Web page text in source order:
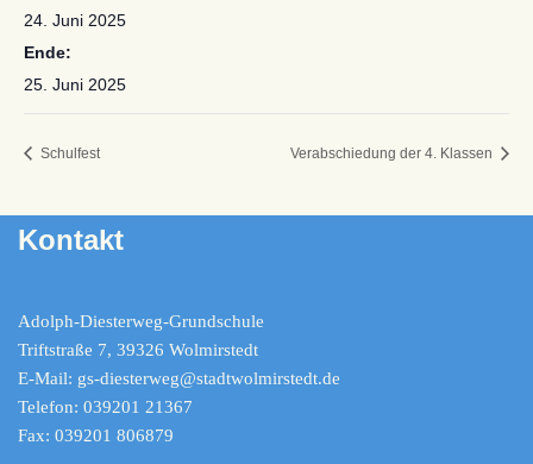
24. Juni 2025
Ende:
25. Juni 2025
Schulfest Verabschiedung der 4. Klassen
Kontakt
Adolph-Diesterweg-Grundschule
Triftstraße 7, 39326 Wolmirstedt
E-Mail: gs-diesterweg@stadtwolmirstedt.de
Telefon: 039201 21367
Fax: 039201 806879